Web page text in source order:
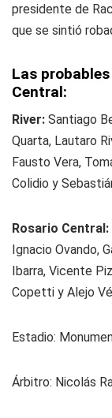
presidente de
que se sintió
Las
Central:
River: Santiago
Quarta, Lautaro
Fausto Vera,
Colidio y
Rosario Central:
Ignacio Ovando,
Ibarra, Vicente
Copetti y Alejo
Estadio:
Árbitro: Nicolás